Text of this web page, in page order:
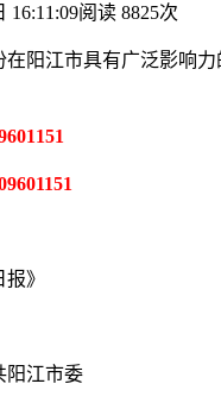
16:11:09阅读 8825次
在阳江市具有广泛影响
》
阳江市委